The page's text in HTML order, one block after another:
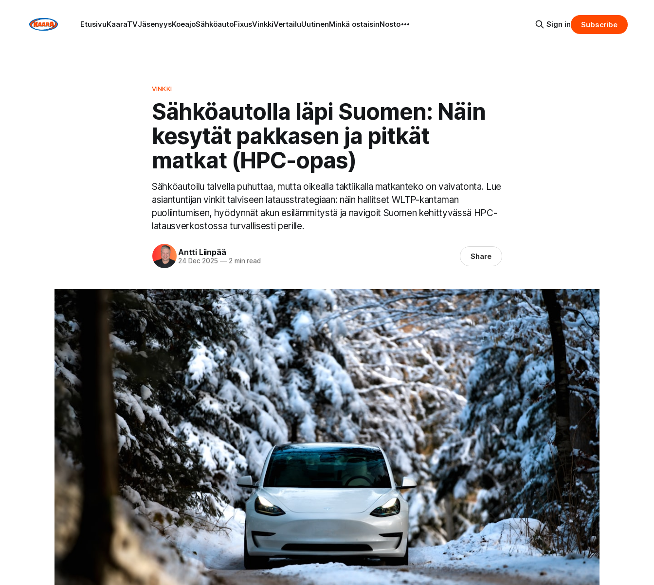
EtusivuKaaraTVJäsenyysKoeajoSähköautoFixusVinkkiVertailuUutinenMinkä ostaisinNosto Sign in Subscribe
VINKKI
Sähköautolla läpi Suomen: Näin
kesytät pakkasen ja pitkät
matkat (HPC-opas)
Sähköautoilu talvella puhuttaa, mutta oikealla taktiikalla matkanteko on vaivatonta. Lue
asiantuntijan vinkit talviseen latausstrategiaan: näin hallitset WLTP-kantaman
puoliintumisen, hyödynnät akun esilämmitystä ja navigoit Suomen kehittyvässä HPC-
latausverkostossa turvallisesti perille.
Antti Liinpää
24 Dec 2025 —2 min read Share